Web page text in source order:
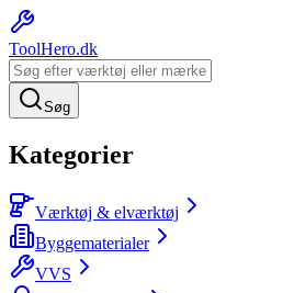
ToolHero.dk
Søg
Kategorier
Værktøj & elværktøj
Byggematerialer
VVS